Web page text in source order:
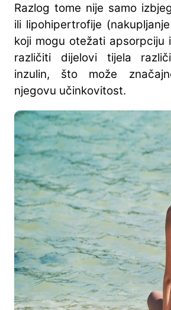
Razlog tome nije samo
ili lipohipertrofije
koji mogu otežati apsorpciju
različiti dijelovi tijela
inzulin, što može
njegovu učinkovitost.